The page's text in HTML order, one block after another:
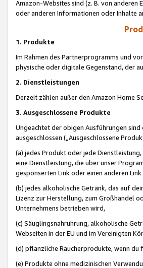
Amazon-Websites sind (z. B. von
oder anderen Informationen oder Inhalte
1. Produkte
Im Rahmen des Partnerprogramms und
physische oder digitale Gegenstand, der
2. Dienstleistungen
Derzeit zählen außer den Amazon Home
3. Ausgeschlossene Produkte
Ungeachtet der obigen Ausführungen
ausgeschlossen („Ausgeschlossene
(a) jedes Produkt oder jede
eine Dienstleistung, die über unser
gesponserten Link oder einen anderen
(b) jedes alkoholische Getränk, das auf
Lizenz zur Herstellung, zum Großhandel
Unternehmens betrieben wird,
(c) Säuglingsnahruhrung, alkoholische
Webseiten in der EU und im Vereinigten
(d) pflanzliche Raucherprodukte, wenn
(e) Produkte ohne medizinischen